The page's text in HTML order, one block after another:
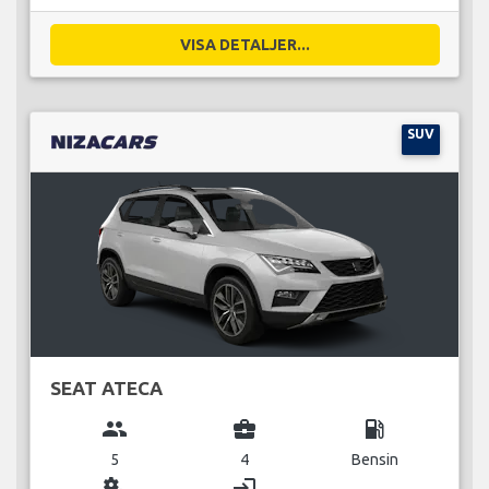
VISA DETALJER...
SUV
SEAT ATECA
group
5
business_center
4
local_gas_station
Bensin